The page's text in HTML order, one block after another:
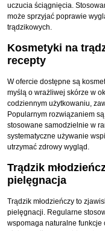
uczucia ściągnięcia.
może sprzyjać poprawie
trądzikowych.
Kosmetyki na
recepty
W ofercie dostępne są
myślą o wrażliwej skórze w
codziennym użytkowaniu,
Popularnym rozwiązaniem
stosowane samodzielnie w
systematyczne używanie
utrzymać zdrowy wygląd.
Trądzik
pielęgnacja
Trądzik młodzieńczy to
pielęgnacji. Regularne
wspomaga naturalne funkcje